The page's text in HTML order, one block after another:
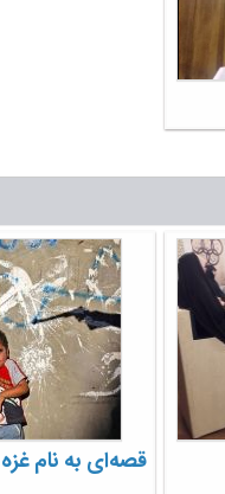
قصه‌ای به نام غزه